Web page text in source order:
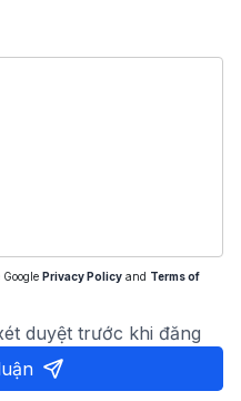
Privacy Policy and Terms of
duyệt trước khi đăng